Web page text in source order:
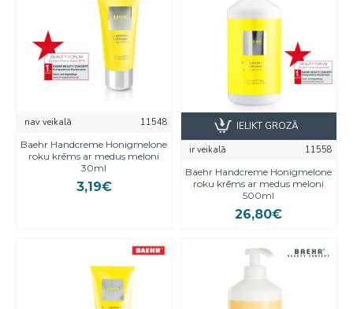
nav veikalā
11548
Baehr Handcreme Honigmelone
roku krēms ar medus meloni
30ml
3,19€
ir veikalā
11558
Baehr Handcreme Honigmelone
roku krēms ar medus meloni
500ml
26,80€
IELIKT GROZĀ